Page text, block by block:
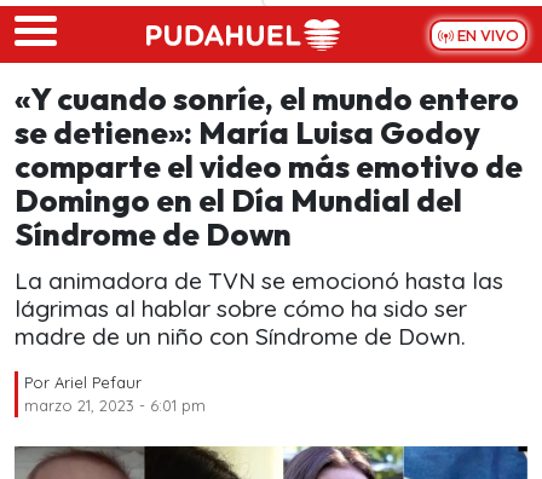
Skip to main content
EN VIVO
«Y cuando sonríe, el mundo entero
se detiene»: María Luisa Godoy
comparte el video más emotivo de
Domingo en el Día Mundial del
Síndrome de Down
La animadora de TVN se emocionó hasta las
lágrimas al hablar sobre cómo ha sido ser
madre de un niño con Síndrome de Down.
Por Ariel Pefaur
marzo 21, 2023 - 6:01 pm